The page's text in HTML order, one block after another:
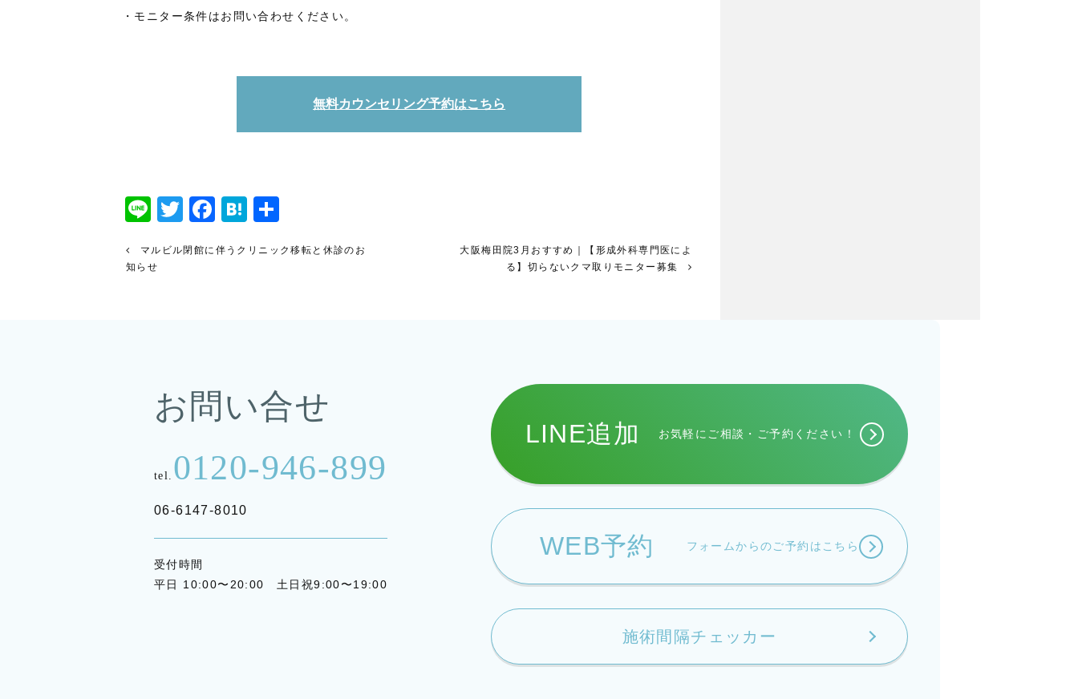
・モニター条件はお問い合わせください。
無料カウンセリング予約はこちら
LineTwitter
Facebook
Hatena
マルビル閉館に伴うクリニック移転と休診のお
知らせ
大阪梅田院3月おすすめ｜【形成外科専門医によ
る】切らないクマ取りモニター募集
お問い合せ
tel. 0120-946-899
06-6147-8010
受付時間
平日 10:00〜20:00 土日祝9:00〜19:00
LINE追加 お気軽にご相談・ ご予約ください！
WEB予約 フォームからのご予約はこちら
施術間隔チェッカー